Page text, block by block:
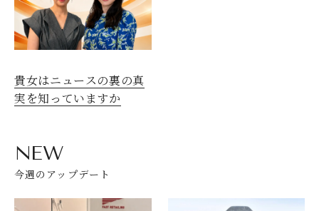
貴女はニュースの裏の真
実を知っていますか
NEW
今週のアップデート